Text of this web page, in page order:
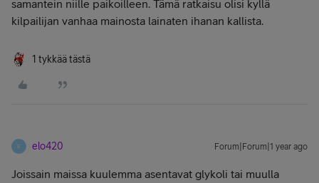
samantein niille paikoilleen. Tämä ratkaisu olisi kyllä
kilpailijan vanhaa mainosta lainaten ihanan kallista.
1 tykkää tästä
E elo420 Forum|Forum|1 year ago
Joissain maissa kuulemma asentavat glykoli tai muulla